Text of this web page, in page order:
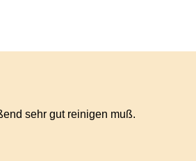
sehr gut reinigen muß.